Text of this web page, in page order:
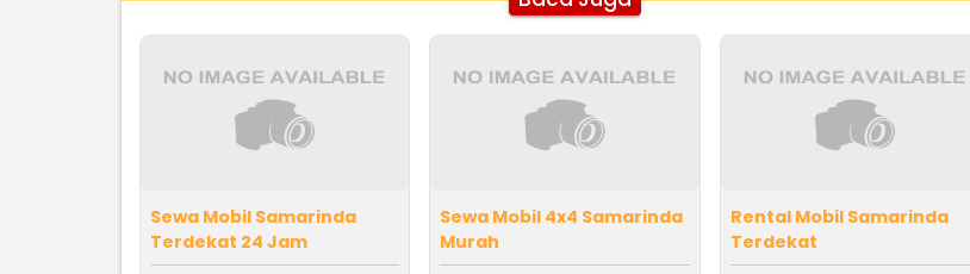
Sewa Mobil Samarinda
Terdekat 24 Jam
Sewa Mobil 4x4 Samarinda
Murah
Rental Mobil Samarinda
Terdekat